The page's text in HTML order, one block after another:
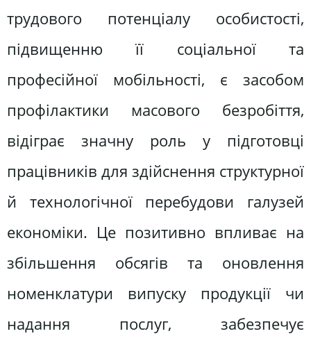
трудового потенціалу особистості,
підвищенню її соціальної та
професійної мобільності, є засобом
профілактики масового безробіття,
відіграє значну роль у підготовці
працівників для здійснення структурної
й технологічної перебудови галузей
економіки. Це позитивно впливає на
збільшення обсягів та оновлення
номенклатури випуску продукції чи
надання послуг, забезпечує